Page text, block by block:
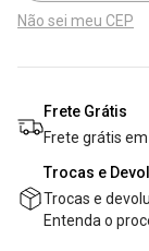
Não sei meu CEP
Frete Grátis
Frete grátis
Trocas e
Trocas e
Entenda o